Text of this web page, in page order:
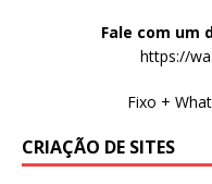
Fale com um
https://
Fixo +
CRIAÇÃO DE SITES